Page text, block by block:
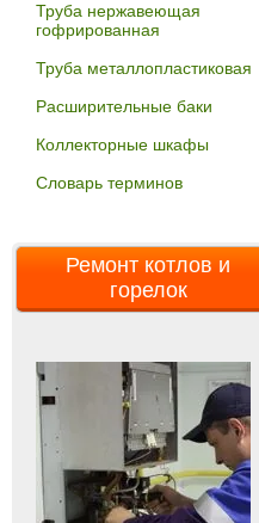
Труба нержавеющая
гофрированная
Труба металлопластиковая
Расширительные баки
Коллекторные шкафы
Словарь терминов
Ремонт котлов и
горелок